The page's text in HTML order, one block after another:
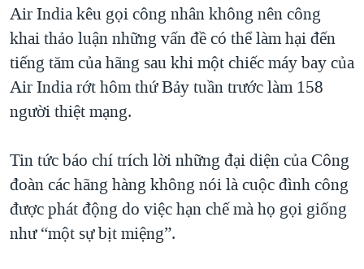
ĐỜI SỐNG
KHOA HỌC
SỨC KHOẺ
THỂ THAO
HÀNH TRÌNH BẦU CỬ 2024
MỘT NĂM CHIẾN TRANH TẠI DẢI GAZA
GIẢI MÃ VÀNH ĐAI & CON ĐƯỜNG
NGÀY TỊ NẠN THẾ GIỚI
TRỊNH VĨNH BÌNH - NGƯỜI HẠ 'BÊN THẮNG CUỘC'
GROUND ZERO – XƯA VÀ NAY
CHI PHÍ CHIẾN TRANH AFGHANISTAN
CÁC GIÁ TRỊ CỘNG HÒA Ở VIỆT NAM
THƯỢNG ĐỈNH TRUMP-KIM TẠI VIỆT NAM
NGHE
MẠNG XÃ HỘI
Air India kêu gọi công nhân không nên công
khai thảo luận những vấn đề có thể làm hại đến
tiếng tăm của hãng sau khi một chiếc máy bay của
Air India rớt hôm thứ Bảy tuần trước làm 158
người thiệt mạng.
Tin tức báo chí trích lời những đại diện của Công
đoàn các hãng hàng không nói là cuộc đình công
được phát động do việc hạn chế mà họ gọi giống
như “một sự bịt miệng”.